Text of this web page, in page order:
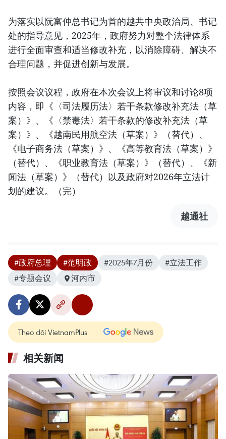
为落实以阮富仲总书记为首的越共中央政治局、书记
处的指导意见，2025年，政府努力对整个法律体系
进行全面审查和适当修改补充，以消除障碍、解决不
合理问题，并促进创新与发展。
按照会议议程，政府在本次会议上将审议和讨论8项
内容，即《〈司法履历法〉若干条款修改补充法（草
案）》、《〈禁毒法〉若干条款的修改补充法（草
案）》、《越南民用航空法（草案）》（替代）、
《电子商务法（草案）》、《高等教育法（草案）》
（替代）、《职业教育法（草案）》（替代）、《新
闻法（草案）》（替代）以及政府对2026年立法计
划的建议。（完）
越通社
#政府总理 #范明政 #2025年7月份
#立法工作
#专题会议
河内市
Theo dõi VietnamPlus
相关新闻